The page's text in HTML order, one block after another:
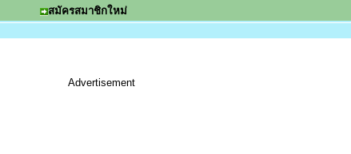
สมัครสมาชิกใหม่
Advertisement